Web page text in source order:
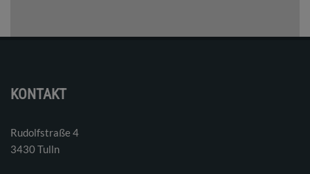
KONTAKT
Rudolfstraße 4
3430 Tulln